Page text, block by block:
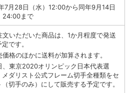
7月28日（水）12:00から同年9月14日
24:00まで
文いただいた商品は、1か月程度で発送
です。
価格のほかに送料が加算されます。
、東京2020オリンピック日本代表選
ダリスト公式フレーム切手全種類をセ
（切手のみ）にして販売する予定です。